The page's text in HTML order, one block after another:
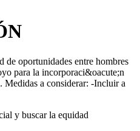
de oportunidades entre hombres
para la incorporaci&oacute;n
Medidas a considerar: -Incluir a
y buscar la equidad